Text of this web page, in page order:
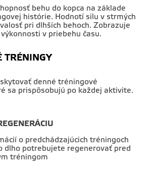
behu do kopca na základe
histórie. Hodnotí silu v strmých
pri dlhších behoch. Zobrazuje
v priebehu času.
TRÉNINGY
denné tréningové
sa prispôsobujú po každej aktivite.
o predchádzajúcich tréningoch
dlho potrebujete regenerovať pred
tréningom